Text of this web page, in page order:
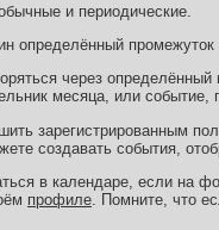
и периодические.
определённый промежуток
через
месяца, или
зарегистрированным
создавать события,
в календаре, если на
профиле . Помните, что